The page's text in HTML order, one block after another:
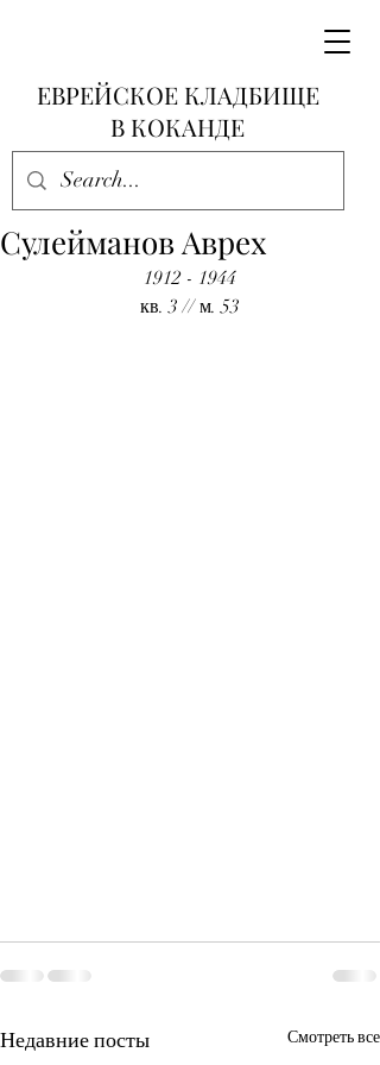
ЕВРЕЙСКОЕ КЛАДБИЩЕ
В КОКАНДЕ
Сулейманов Аврех
1912 - 1944
кв. 3 // м. 53
Недавние посты Смотреть все